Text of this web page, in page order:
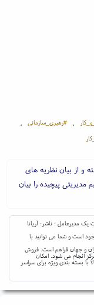
، #رهبری_سازمانی ،
و از بیان نظریه های
مدیریتی پیچیده را بیان
مدیرعامل ؛ ناشر: آریانا
است و شما می توانید با
و جهان فراهم است. فروش
انجام می شود. امکان
با بسته بندی ویژه برای سراسر